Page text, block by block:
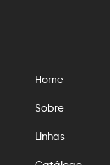
Home
Sobre
Linhas